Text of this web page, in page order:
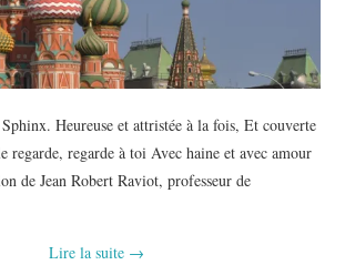
Heureuse et attristée à la fois, Et couverte
regarde, regarde à toi Avec haine et avec amour
de Jean Robert Raviot, professeur de
Lire la suite →